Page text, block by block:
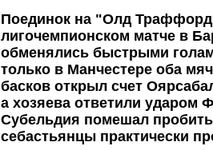
Поединок на "Олд
лигочемпионском матче в
обменялись быстрыми
только в Манчестере оба
басков открыл счет
а хозяева ответили ударом
Субельдия помешал
себастьянцы практически